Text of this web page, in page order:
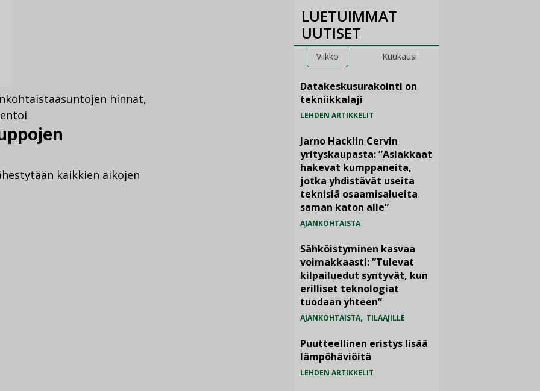
asuntojen hinnat,
kaikkien aikojen
LUETUIMMAT
UUTISET
Viikko Kuukausi
Datakeskusurakointi on
tekniikkalaji
LEHDEN ARTIKKELIT
Jarno Hacklin Cervin
yrityskaupasta: ”Asiakkaat
hakevat kumppaneita,
jotka yhdistävät useita
teknisiä osaamisalueita
saman katon alle”
AJANKOHTAISTA
Sähköistyminen kasvaa
voimakkaasti: ”Tulevat
kilpailuedut syntyvät, kun
erilliset teknologiat
tuodaan yhteen”
AJANKOHTAISTA, TILAAJILLE
Puutteellinen eristys lisää
lämpöhäviöitä
LEHDEN ARTIKKELIT